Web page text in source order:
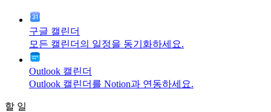
구글 캘린더
모든 캘린더의 일정을 동기화하세요.
Outlook 캘린더
Outlook 캘린더를 Notion과 연동하세요.
할 일